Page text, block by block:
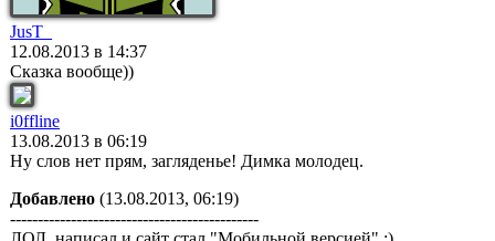
JusT_
12.08.2013 в 14:37
Сказка вообще))
i0ffline
13.08.2013 в 06:19
Ну слов нет прям, загляденье! Димка молодец.
Добавлено (13.08.2013, 06:19)
---------------------------------------------